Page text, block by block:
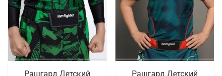
Рашгард Детский
Рашгард Детский